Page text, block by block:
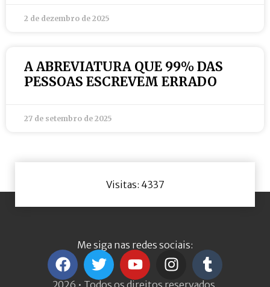
2 de dezembro de 2025
A ABREVIATURA QUE 99% DAS
PESSOAS ESCREVEM ERRADO
27 de setembro de 2025
Visitas: 4337
Me siga nas redes sociais:
2026 • Todos os direitos reservados.